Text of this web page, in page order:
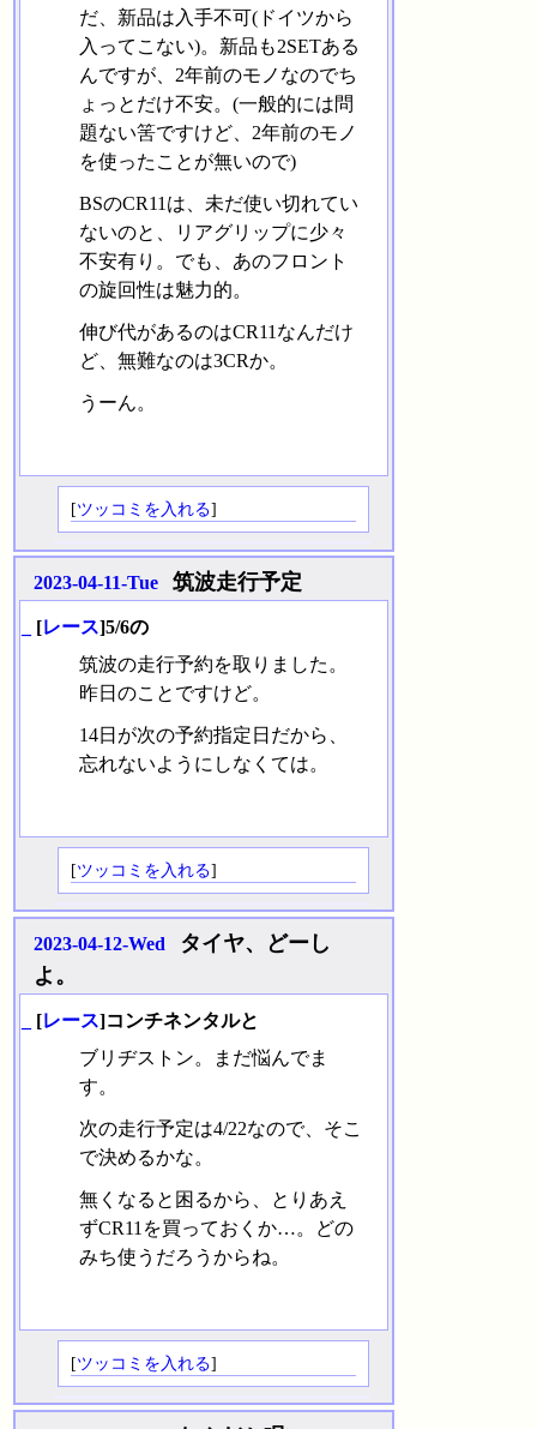
だ、新品は入手不可(ドイツから
入ってこない)。新品も2SETある
んですが、2年前のモノなのでち
ょっとだけ不安。(一般的には問
題ない筈ですけど、2年前のモノ
を使ったことが無いので)
BSのCR11は、未だ使い切れてい
ないのと、リアグリップに少々
不安有り。でも、あのフロント
の旋回性は魅力的。
伸び代があるのはCR11なんだけ
ど、無難なのは3CRか。
うーん。
[ツッコミを入れる]
2023-04-11-Tue 筑波走行予定
[レース]5/6の
筑波の走行予約を取りました。
昨日のことですけど。
14日が次の予約指定日だから、
忘れないようにしなくては。
[ツッコミを入れる]
2023-04-12-Wed
タイヤ、どーし
よ。
[レース]コンチネンタルと
ブリヂストン。まだ悩んでま
す。
次の走行予定は4/22なので、そこ
で決めるかな。
無くなると困るから、とりあえ
ずCR11を買っておくか…。どの
みち使うだろうからね。
[ツッコミを入れる]